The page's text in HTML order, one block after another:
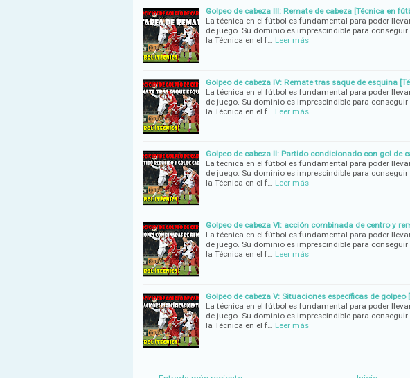
Golpeo de cabeza III: Remate de cabeza [Técnica en
La técnica en el fútbol es fundamental para poder
de juego. Su dominio es imprescindible para
la Técnica en el f… Leer más
Golpeo de cabeza IV: Remate tras saque de esquina
La técnica en el fútbol es fundamental para poder
de juego. Su dominio es imprescindible para
la Técnica en el f… Leer más
Golpeo de cabeza II: Partido condicionado con gol de
La técnica en el fútbol es fundamental para poder
de juego. Su dominio es imprescindible para
la Técnica en el f… Leer más
Golpeo de cabeza VI: acción combinada de centro y
La técnica en el fútbol es fundamental para poder
de juego. Su dominio es imprescindible para
la Técnica en el f… Leer más
Golpeo de cabeza V: Situaciones específicas de golpeo
La técnica en el fútbol es fundamental para poder
de juego. Su dominio es imprescindible para
la Técnica en el f… Leer más